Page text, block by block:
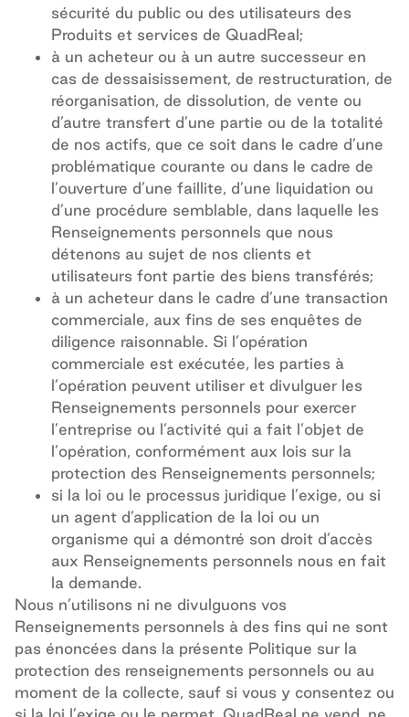
sécurité du public ou des utilisateurs des
Produits et services de QuadReal;
à un acheteur ou à un autre successeur en
cas de dessaisissement, de restructuration, de
réorganisation, de dissolution, de vente ou
d’autre transfert d’une partie ou de la totalité
de nos actifs, que ce soit dans le cadre d’une
problématique courante ou dans le cadre de
l’ouverture d’une faillite, d’une liquidation ou
d’une procédure semblable, dans laquelle les
Renseignements personnels que nous
détenons au sujet de nos clients et
utilisateurs font partie des biens transférés;
à un acheteur dans le cadre d’une transaction
commerciale, aux fins de ses enquêtes de
diligence raisonnable. Si l’opération
commerciale est exécutée, les parties à
l’opération peuvent utiliser et divulguer les
Renseignements personnels pour exercer
l’entreprise ou l’activité qui a fait l’objet de
l’opération, conformément aux lois sur la
protection des Renseignements personnels;
si la loi ou le processus juridique l’exige, ou si
un agent d’application de la loi ou un
organisme qui a démontré son droit d’accès
aux Renseignements personnels nous en fait
la demande.
Nous n’utilisons ni ne divulguons vos
Renseignements personnels à des fins qui ne sont
pas énoncées dans la présente Politique sur la
protection des renseignements personnels ou au
moment de la collecte, sauf si vous y consentez ou